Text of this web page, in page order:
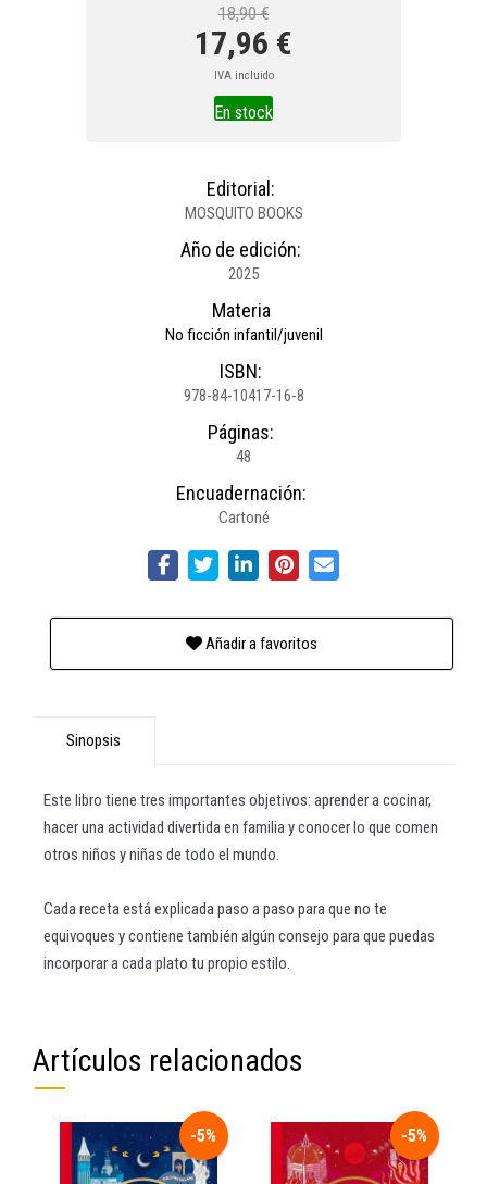
18,90 €
17,96 €
IVA incluido
En stock
Editorial:
MOSQUITO BOOKS
Año de edición:
2025
Materia
No ficción infantil/juvenil
ISBN:
978-84-10417-16-8
Páginas:
48
Encuadernación:
Cartoné
Añadir a favoritos
Sinopsis
Este libro tiene tres importantes objetivos: aprender a cocinar,
hacer una actividad divertida en familia y conocer lo que comen
otros niños y niñas de todo el mundo.
Cada receta está explicada paso a paso para que no te
equivoques y contiene también algún consejo para que puedas
incorporar a cada plato tu propio estilo.
Artículos relacionados
-5% -5%